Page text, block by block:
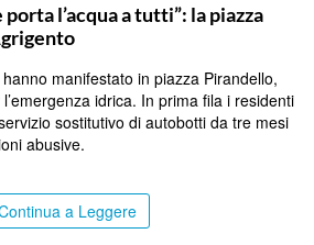
l’acqua a tutti”: la piazza
manifestato in piazza Pirandello,
idrica. In prima fila i residenti
sostitutivo di autobotti da tre mesi
abusive.
a Leggere